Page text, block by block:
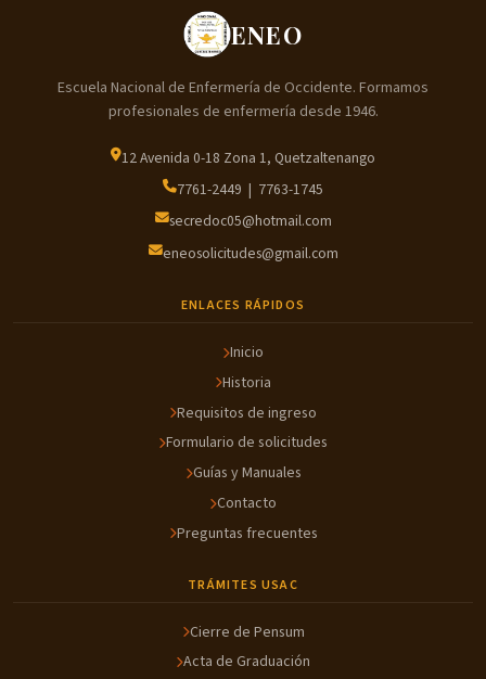
ENEO
Escuela Nacional de Enfermería de Occidente. Formamos
profesionales de enfermería desde 1946.
12 Avenida 0-18 Zona 1, Quetzaltenango
7761-2449 | 7763-1745
secredoc05@hotmail.com
eneosolicitudes@gmail.com
ENLACES RÁPIDOS
Inicio
Historia
Requisitos de ingreso
Formulario de solicitudes
Guías y Manuales
Contacto
Preguntas frecuentes
TRÁMITES USAC
Cierre de Pensum
Acta de Graduación